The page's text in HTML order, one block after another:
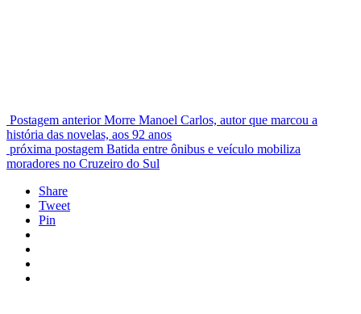
Postagem anterior Morre Manoel Carlos, autor que marcou a
história das novelas, aos 92 anos
próxima postagem Batida entre ônibus e veículo mobiliza
moradores no Cruzeiro do Sul
Share
Tweet
Pin